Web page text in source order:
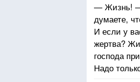
— Жизнь! —
думаете,
И если у
жертва?
господа
Надо